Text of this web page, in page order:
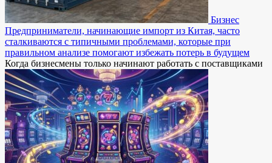
Бизнес
Предприниматели, начинающие импорт из Китая, часто
сталкиваются с типичными проблемами, которые при
правильном анализе помогают избежать потерь в будущем
Когда бизнесмены только начинают работать с поставщиками